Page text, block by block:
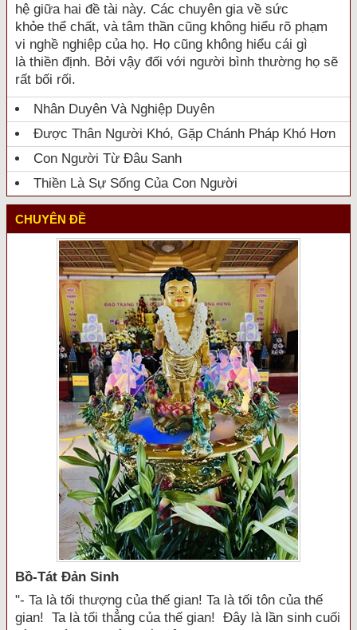
hệ giữa hai đề tài này. Các chuyên gia về sức
khỏe thể chất, và tâm thần cũng không hiểu rõ phạm
vi nghề nghiệp của họ. Họ cũng không hiểu cái gì
là thiền định. Bởi vậy đối với người bình thường họ sẽ
rất bối rối.
Nhân Duyên Và Nghiệp Duyên
Được Thân Người Khó, Gặp Chánh Pháp Khó Hơn
Con Người Từ Đâu Sanh
Thiền Là Sự Sống Của Con Người
CHUYÊN ĐỀ
Bồ-Tát Đản Sinh
"- Ta là tối thượng của thế gian! Ta là tối tôn của thế
gian! Ta là tối thẳng của thế gian! Đây là lần sinh cuối